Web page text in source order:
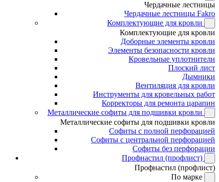
Чердачные лестницы
Чердачные лестницы Fakro
Комплектующие для кровли
Комплектующие для кровли
Доборные элементы кровли
Элементы безопасности кровли
Кровельные уплотнители
Плоский лист
Дымники
Вентиляция для кровли
Инструменты для кровельных работ
Корректоры для ремонта царапин
Металлические софиты для подшивки кровли
Металлические софиты для подшивки кровли
Софиты с полной перфорацией
Софиты с центральной перфорацией
Софиты без перфорации
Профнастил (профлист)
Профнастил (профлист)
По марке